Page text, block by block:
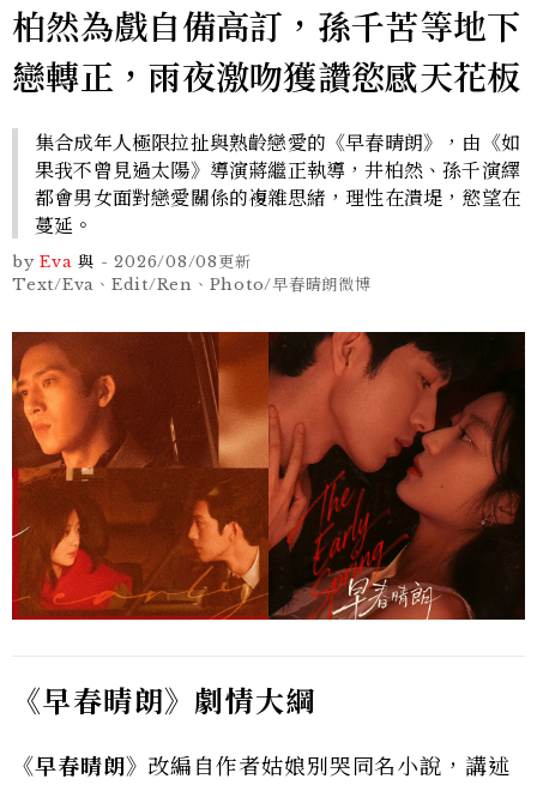
柏然為戲自備高訂，孫千苦等地下
戀轉正，雨夜激吻獲讚慾感天花板
集合成年人極限拉扯與熟齡戀愛的《早春晴朗》，由《如
果我不曾見過太陽》導演蔣繼正執導，井柏然、孫千演繹
都會男女面對戀愛關係的複雜思緒，理性在潰堤，慾望在
蔓延。
by Eva 與 -2026/08/08更新
Text/Eva、Edit/Ren、Photo/早春晴朗微博
《早春晴朗》劇情大綱
《早春晴朗》 改編自作者姑娘別哭同名小說，講述